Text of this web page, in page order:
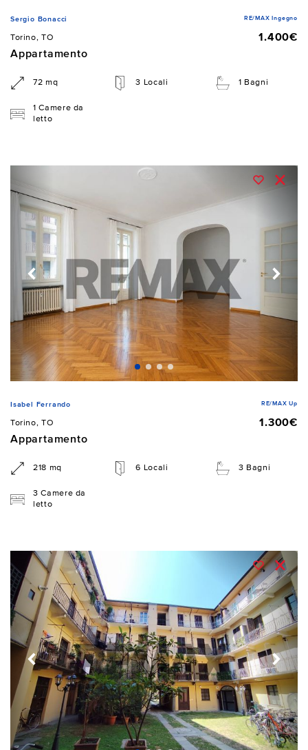
Sergio Bonacci RE/MAX Ingegno
Torino, TO
1.400€
Appartamento
72 mq 3 Locali 1 Bagni
1 Camere da
letto
Isabel Ferrando RE/MAX Up
Torino, TO
1.300€
Appartamento
218 mq 6 Locali 3 Bagni
3 Camere da
letto